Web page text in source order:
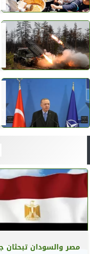
مصر والسودان تبحثان